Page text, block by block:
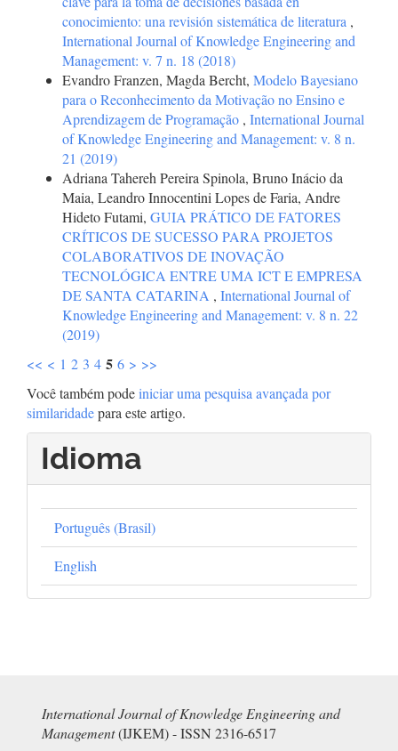
conocimiento: una revisión sistemática de literatura ,
International Journal of Knowledge Engineering and
Management: v. 7 n. 18 (2018)
Evandro Franzen, Magda Bercht, Modelo Bayesiano
para o Reconhecimento da Motivação no Ensino e
Aprendizagem de Programação , International Journal
of Knowledge Engineering and Management: v. 8 n.
21 (2019)
Adriana Tahereh Pereira Spinola, Bruno Inácio da
Maia, Leandro Innocentini Lopes de Faria, Andre
Hideto Futami, GUIA PRÁTICO DE FATORES
CRÍTICOS DE SUCESSO PARA PROJETOS
COLABORATIVOS DE INOVAÇÃO
TECNOLÓGICA ENTRE UMA ICT E EMPRESA
DE SANTA CATARINA , International Journal of
Knowledge Engineering and Management: v. 8 n. 22
(2019)
<< < 1 2 3 4 5 6 > >>
Você também podeiniciar uma pesquisa avançada por
similaridadepara este artigo.
Idioma
Português (Brasil)
English
International Journal of Knowledge Engineering and
Management(IJKEM) - ISSN 2316-6517